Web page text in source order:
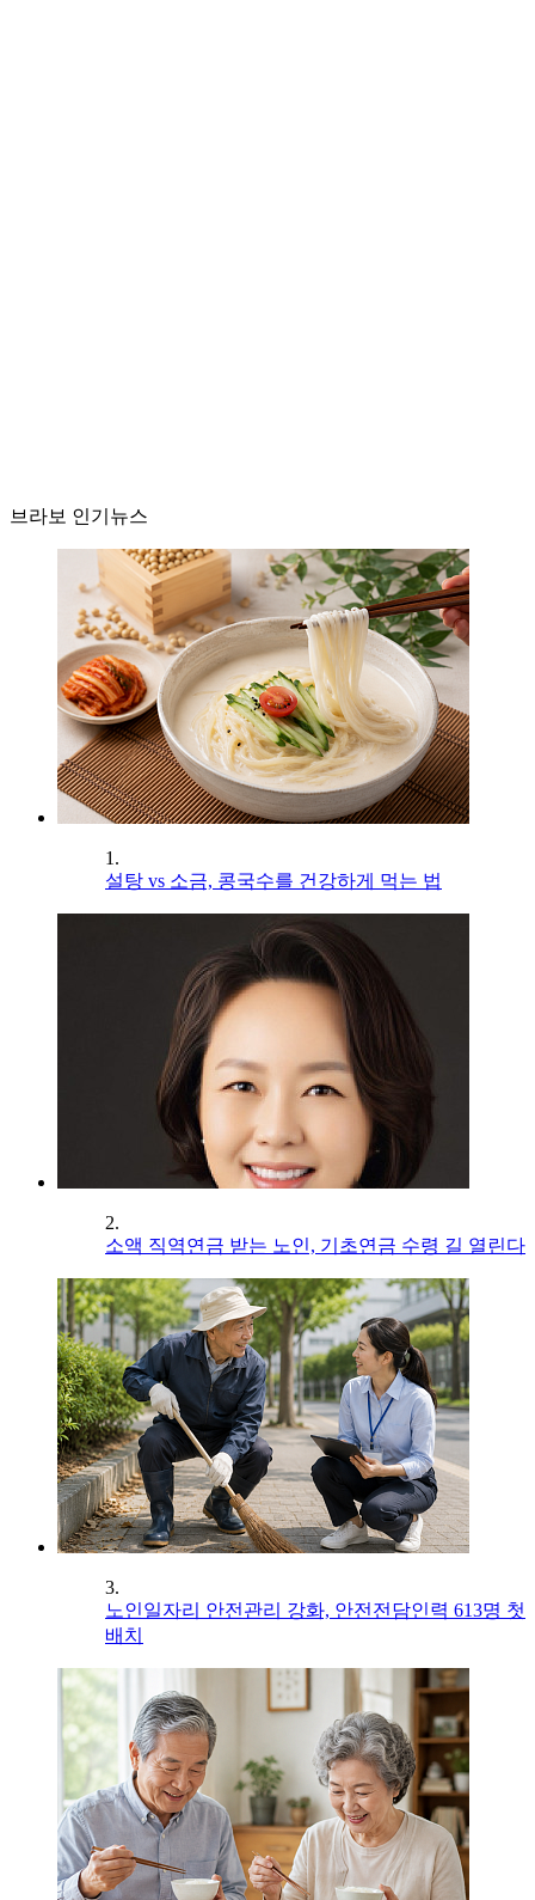
브라보 인기뉴스
1.
설탕 vs 소금, 콩국수를 건강하게 먹는 법
2.
소액 직역연금 받는 노인, 기초연금 수령 길 열린다
3.
노인일자리 안전관리 강화, 안전전담인력 613명 첫
배치